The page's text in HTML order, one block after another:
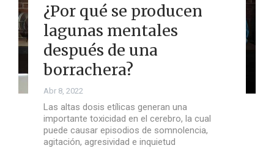
¿Por qué se producen
lagunas mentales
después de una
borrachera?
Abr 8, 2022
Las altas dosis etílicas generan una
importante toxicidad en el cerebro, la cual
puede causar episodios de somnolencia,
agitación, agresividad e inquietud